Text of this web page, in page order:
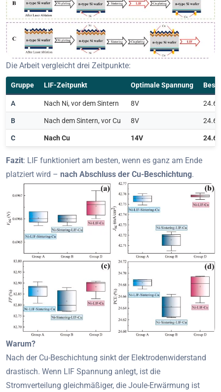
Die Arbeit vergleicht drei Zeitpunkte:
Gruppe LIF-Zeitpunkt Optimale Spannung
A Nach Ni, vor dem Sintern 8V
B Nach dem Sintern, vor Cu 8V
C Nach Cu 14V
Fazit: LIF funktioniert am besten, wenn es ganz am Ende
platziert wird – nach Abschluss der Cu-Beschichtung.
Warum?
Nach der Cu-Beschichtung sinkt der Elektrodenwiderstand
drastisch. Wenn LIF Spannung anlegt, ist die
Stromverteilung gleichmäßiger, die Joule-Erwärmung ist